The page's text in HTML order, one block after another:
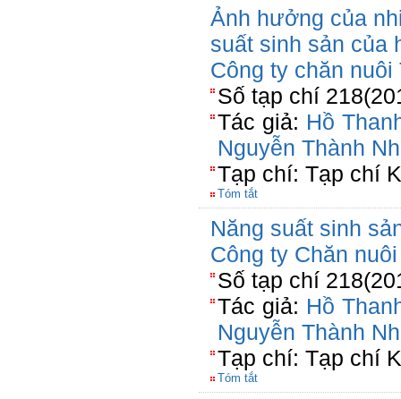
Ảnh hưởng của
suất sinh sản của
Công ty chăn nuôi
Số tạp chí
Tác giả: Hồ
Nguyễn Thành
Tạp chí: Tạp chí
Tóm tắt
Năng suất sinh
Công ty Chăn
Số tạp chí
Tác giả: Hồ
Nguyễn Thành
Tạp chí: Tạp chí
Tóm tắt